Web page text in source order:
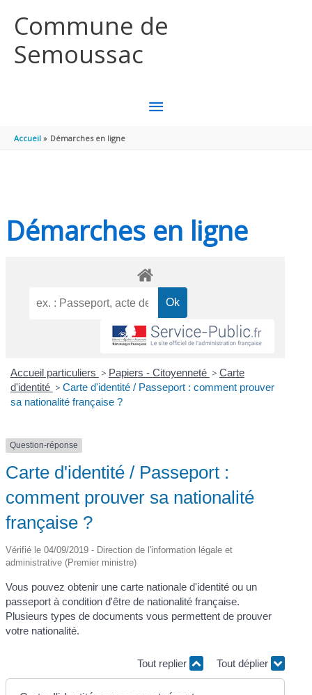
Commune de
Semoussac
MENU
Accueil Démarches en ligne
Démarches en ligne
Accueil particuliers > Papiers - Citoyenneté > Carte
d'identité > Carte d'identité / Passeport : comment prouver
sa nationalité française ?
Question-réponse
Carte d'identité / Passeport :
comment prouver sa nationalité
française ?
Vérifié le 04/09/2019 - Direction de l'information légale et
administrative (Premier ministre)
Vous pouvez obtenir une carte nationale d'identité ou un
passeport à condition d'être de nationalité française.
Plusieurs types de documents vous permettent de prouver
votre nationalité.
Tout replier Tout déplier